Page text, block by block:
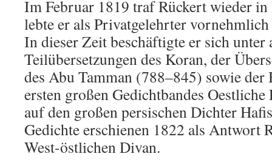
Im Februar 1819 traf Rückert wieder
lebte er als Privatgelehrter
In dieser Zeit beschäftigte er sich unter
Teilübersetzungen des Koran, der
des Abu Tamman (788–845) sowie der
ersten großen Gedichtbandes
auf den großen persischen Dichter
Gedichte erschienen 1822 als Antwort
West-östlichen Divan.